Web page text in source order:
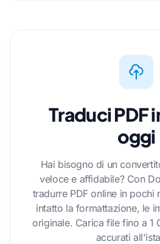
Traduci PDF
oggi
Hai bisogno di un
veloce e affidabile? Con
tradurre PDF online in pochi
intatto la formattazione, le
originale. Carica file fino a 1
accurati